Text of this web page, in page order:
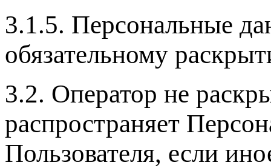
3.1.5. Персональные
обязательному
3.2. Оператор не
распространяет
Пользователя, если